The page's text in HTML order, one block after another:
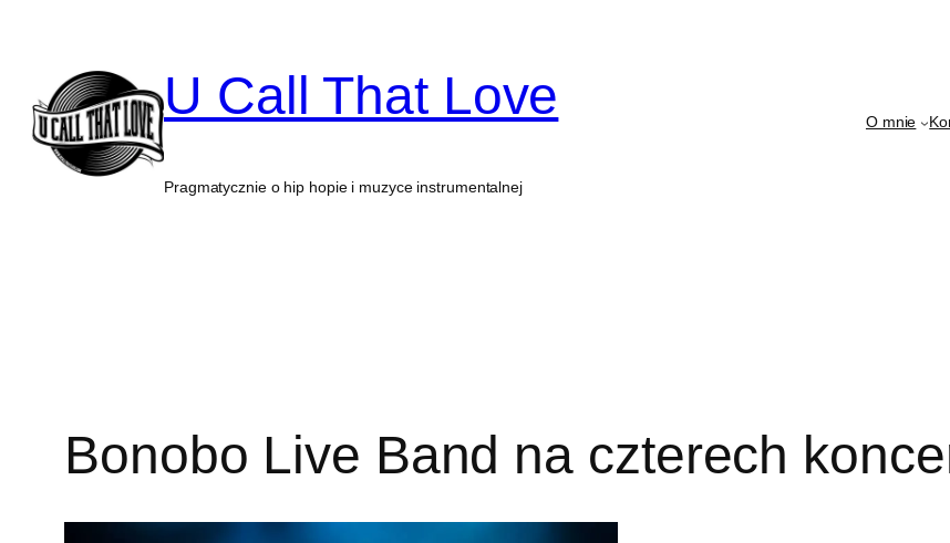
treści
U Call That Love
Pragmatycznie o hip hopie i muzyce instrumentalnej
O mnie
Bonobo Live Band na czterech